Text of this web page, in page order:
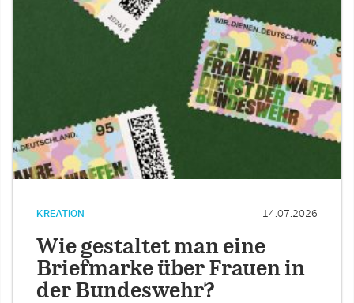
KREATION 14.07.2026
Wie gestaltet man eine
Briefmarke über Frauen in
der Bundeswehr?